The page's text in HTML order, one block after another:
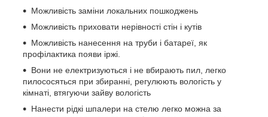
Можливість заміни локальних пошкоджень
Можливість приховати нерівності стін і кутів
Можливість нанесення на труби і батареї, як
профілактика появи іржі.
Вони не електризуються і не вбирають пил, легко
пилососяться при збиранні, регулюють вологість у
кімнаті, втягуючи зайву вологість
Нанести рідкі шпалери на стелю легко можна за